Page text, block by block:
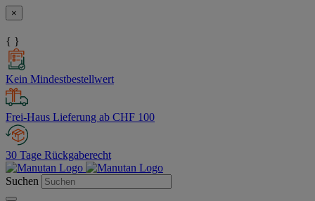
×
{ }
Kein Mindestbestellwert
Frei-Haus Lieferung ab CHF 100
30 Tage Rückgaberecht
Suchen